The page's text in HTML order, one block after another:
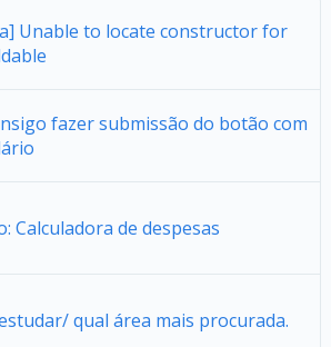
Unable to locate constructor for
fazer submissão do botão com
Calculadora de despesas
qual área mais procurada.